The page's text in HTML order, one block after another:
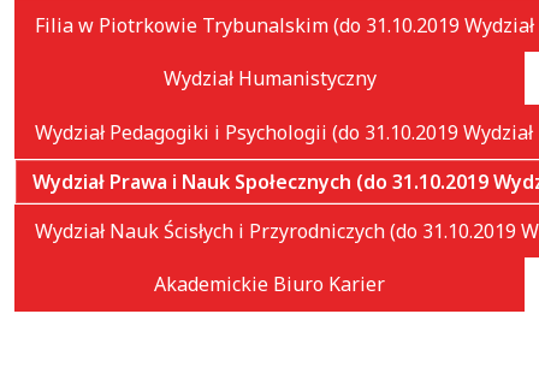
Filia w Piotrkowie Trybunalskim (do 31.10.2019
Wydział Humanistyczny
Wydział Pedagogiki i Psychologii (do 31.10.2019
Wydział Prawa i Nauk Społecznych (do 31.10.2019
Wydział Nauk Ścisłych i Przyrodniczych (do 31.10.2019
Akademickie Biuro Karier